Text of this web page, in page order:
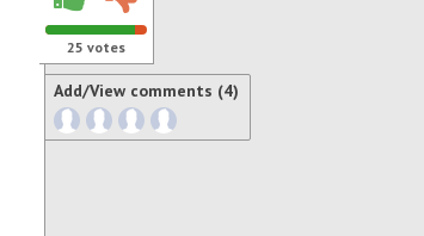
25 votes
Add/View comments (4)